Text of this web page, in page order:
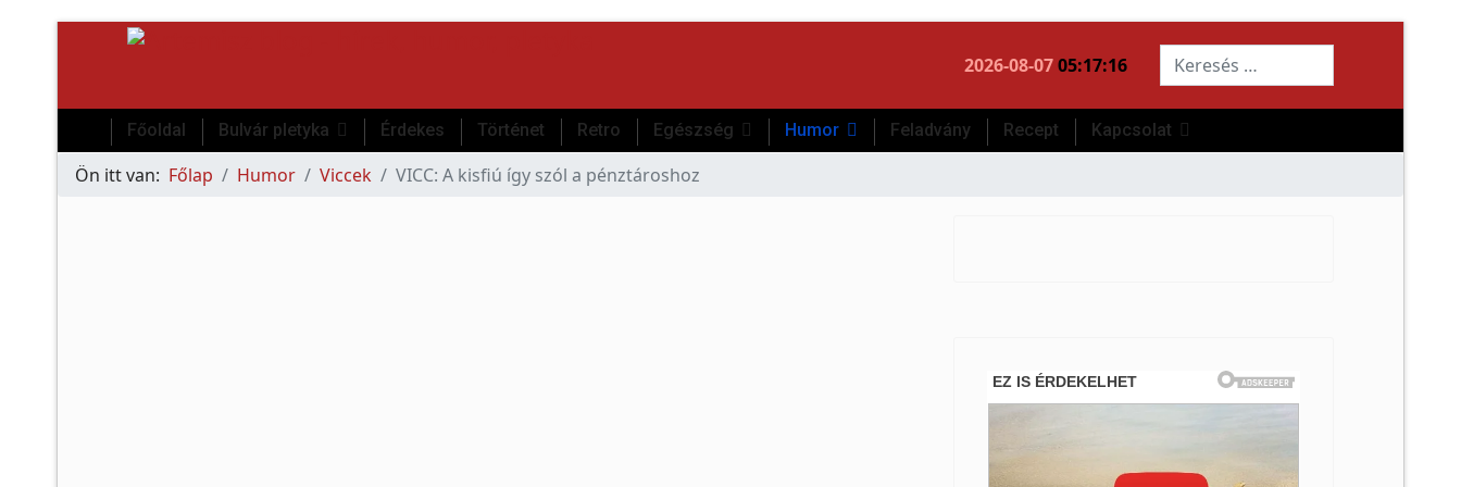
2026-08-0705:17:17 Keresés...
Főoldal Bulvár pletyka Érdekes Történet Retro Egészség Humor Feladvány Recept Kapcsolat
Ön itt van: Főlap Humor Viccek VICC: A kisfiú így szól a pénztároshoz